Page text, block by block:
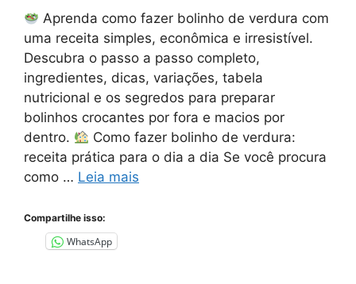
Aprenda como fazer bolinho de verdura com
uma receita simples, econômica e irresistível.
Descubra o passo a passo completo,
ingredientes, dicas, variações, tabela
nutricional e os segredos para preparar
bolinhos crocantes por fora e macios por
dentro.
Como fazer bolinho de verdura:
receita prática para o dia a dia Se você procura
como … Leia mais
Compartilhe isso:
WhatsApp